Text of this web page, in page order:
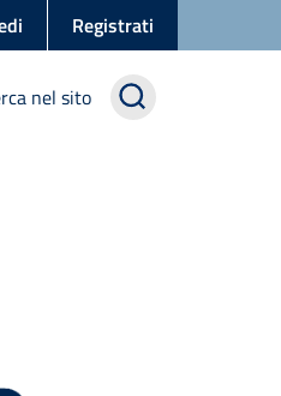
Registrati
nel sito